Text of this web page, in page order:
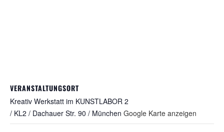
VERANSTALTUNGSORT
Kreativ Werkstatt im KUNSTLABOR 2
/ KL2 / Dachauer Str. 90 / München Google Karte anzeigen